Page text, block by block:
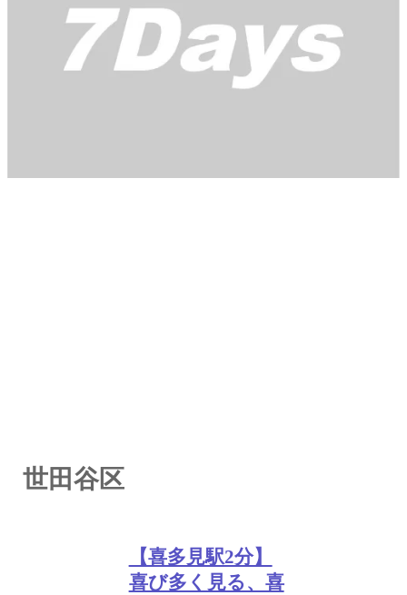
世田谷区
【喜多見駅2分】
喜び多く見る、喜